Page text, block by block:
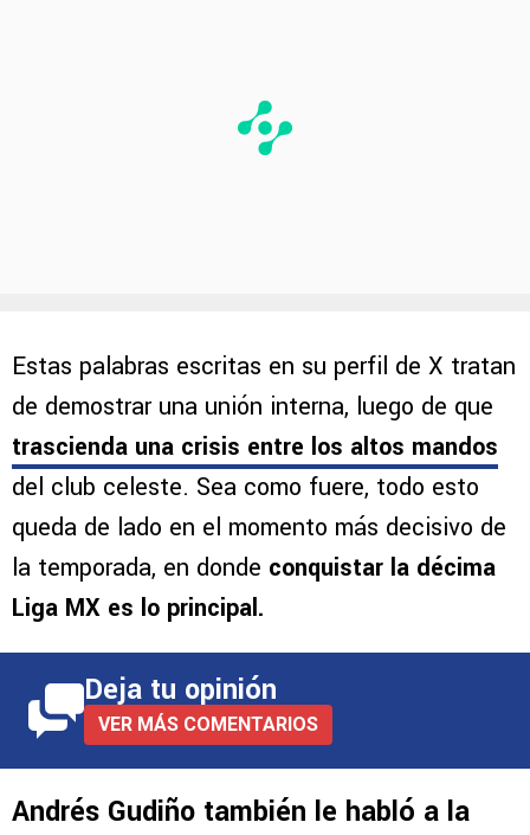
Estas palabras escritas en su perfil de X tratan
de demostrar una unión interna, luego de que
trascienda una crisis entre los altos mandos
del club celeste. Sea como fuere, todo esto
queda de lado en el momento más decisivo de
la temporada, en donde conquistar la décima
Liga MX es lo principal.
Deja tu opinión
VER MÁS COMENTARIOS
Andrés Gudiño también le habló a la